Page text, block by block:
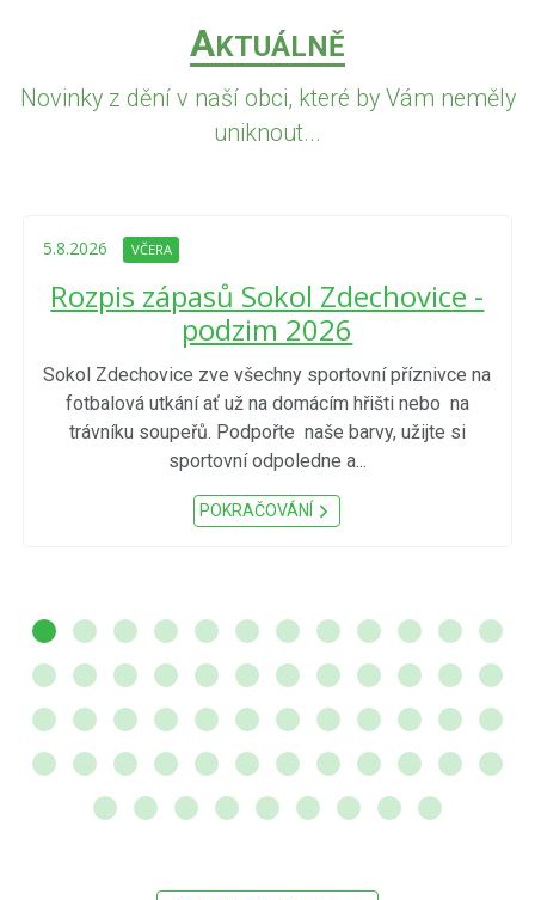
AKTUÁLNĚ
Novinky z dění v naší obci, které by Vám neměly
uniknout...
5.8.2026 VČERA
Rozpis zápasů Sokol Zdechovice -
podzim 2026
Sokol Zdechovice zve všechny sportovní příznivce na
fotbalová utkání ať už na domácím hřišti nebo na
trávníku soupeřů. Podpořte naše barvy, užijte si
sportovní odpoledne a...
POKRAČOVÁNÍ